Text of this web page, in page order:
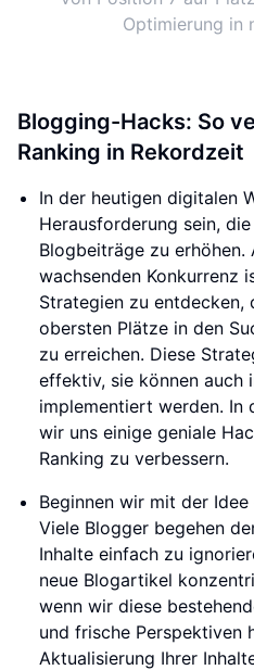
Optimierung in
Blogging-Hacks: So
Ranking in Rekordzeit
In der heutigen digitalen
Herausforderung sein,
Blogbeiträge zu
wachsenden Konkurrenz
Strategien zu entdecken,
obersten Plätze in den
zu erreichen. Diese
effektiv, sie können auch
implementiert werden. In
wir uns einige geniale
Ranking zu verbessern.
Beginnen wir mit der
Viele Blogger begehen
Inhalte einfach zu
neue Blogartikel
wenn wir diese
und frische Perspektiven
Aktualisierung Ihrer